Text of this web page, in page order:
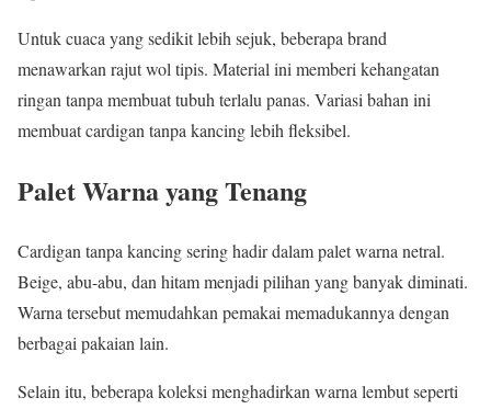
Untuk cuaca yang sedikit lebih sejuk, beberapa brand
menawarkan rajut wol tipis. Material ini memberi kehangatan
ringan tanpa membuat tubuh terlalu panas. Variasi bahan ini
membuat cardigan tanpa kancing lebih fleksibel.
Palet Warna yang Tenang
Cardigan tanpa kancing sering hadir dalam palet warna netral.
Beige, abu-abu, dan hitam menjadi pilihan yang banyak diminati.
Warna tersebut memudahkan pemakai memadukannya dengan
berbagai pakaian lain.
Selain itu, beberapa koleksi menghadirkan warna lembut seperti